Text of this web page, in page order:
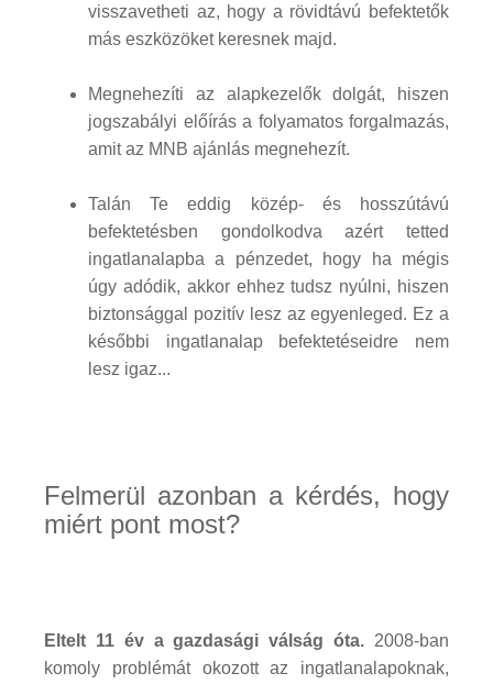
visszavetheti az, hogy a rövidtávú befektetők
más eszközöket keresnek majd.
Megnehezíti az alapkezelők dolgát, hiszen
jogszabályi előírás a folyamatos forgalmazás,
amit az MNB ajánlás megnehezít.
Talán Te eddig közép- és hosszútávú
befektetésben gondolkodva azért tetted
ingatlanalapba a pénzedet, hogy ha mégis
úgy adódik, akkor ehhez tudsz nyúlni, hiszen
biztonsággal pozitív lesz az egyenleged. Ez a
későbbi ingatlanalap befektetéseidre nem
lesz igaz...
Felmerül azonban a kérdés, hogy
miért pont most?
Eltelt 11 év a gazdasági válság óta. 2008-ban
komoly problémát okozott az ingatlanalapoknak,